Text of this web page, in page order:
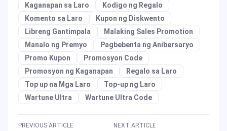
Kaganapan sa Laro
Kodigo ng Regalo
Komento sa Laro
Kupon ng Diskwento
Libreng Gantimpala
Malaking Sales Promotion
Manalo ng Premyo
Pagbebenta ng Anibersaryo
Promo Kupon
Promosyon Code
Promosyon ng Kaganapan
Regalo sa Laro
Top up na Mga Laro
Top-up ng Laro
Wartune Ultra
Wartune Ultra Code
PREVIOUS ARTICLE NEXT ARTICLE